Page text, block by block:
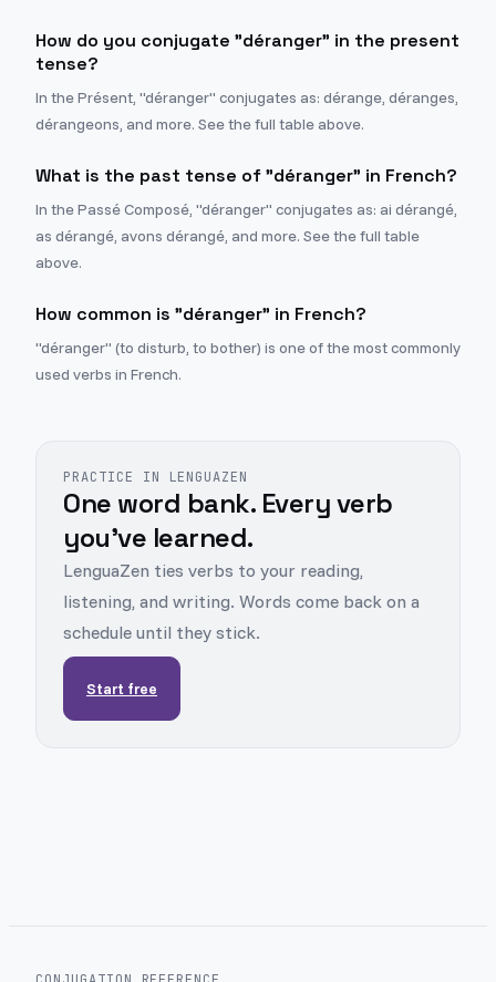
How do you conjugate "déranger" in the present
tense?
In the Présent, "déranger" conjugates as: dérange, déranges,
dérangeons, and more. See the full table above.
What is the past tense of "déranger" in French?
In the Passé Composé, "déranger" conjugates as: ai dérangé,
as dérangé, avons dérangé, and more. See the full table
above.
How common is "déranger" in French?
"déranger" (to disturb, to bother) is one of the most commonly
used verbs in French.
PRACTICE IN LENGUAZEN
One word bank. Every verb
you've learned.
LenguaZen ties verbs to your reading,
listening, and writing. Words come back on a
schedule until they stick.
Start free